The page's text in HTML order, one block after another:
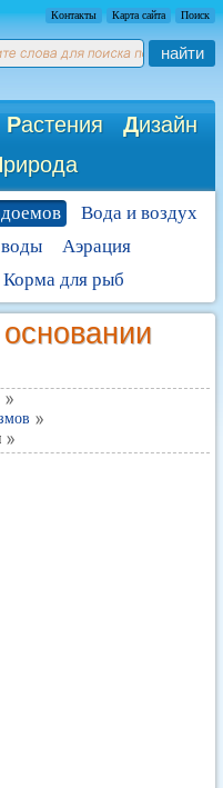
Контакты Карта сайта Поиск
найти
Растения Дизайн
рирода
Вода и воздух
Аэрация
Корма для рыб